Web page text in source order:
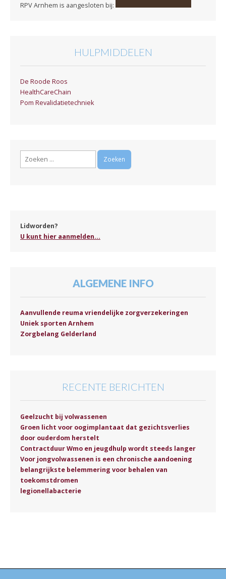
RPV Arnhem is aangesloten bij:
HULPMIDDELEN
De Roode Roos
HealthCareChain
Pom Revalidatietechniek
Zoeken
Lidworden?
U kunt hier aanmelden...
ALGEMENE INFO
Aanvullende reuma vriendelijke zorgverzekeringen
Uniek sporten Arnhem
Zorgbelang Gelderland
RECENTE BERICHTEN
Geelzucht bij volwassenen
Groen licht voor oogimplantaat dat gezichtsverlies
door ouderdom herstelt
Contractduur Wmo en jeugdhulp wordt steeds langer
Voor jongvolwassenen is een chronische aandoening
belangrijkste belemmering voor behalen van
toekomstdromen
legionellabacterie